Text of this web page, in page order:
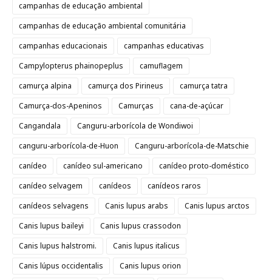
campanhas de educação ambiental
campanhas de educação ambiental comunitária
campanhas educacionais
campanhas educativas
Campylopterus phainopeplus
camuflagem
camurça alpina
camurça dos Pirineus
camurça tatra
Camurça-dos-Apeninos
Camurças
cana-de-açúcar
Cangandala
Canguru-arborícola de Wondiwoi
canguru-arborícola-de-Huon
Canguru-arborícola-de-Matschie
canídeo
canídeo sul-americano
canídeo proto-doméstico
canídeo selvagem
canídeos
canídeos raros
canídeos selvagens
Canis lupus arabs
Canis lupus arctos
Canis lupus baileyi
Canis lupus crassodon
Canis lupus halstromi.
Canis lupus italicus
Canis lúpus occidentalis
Canis lupus orion